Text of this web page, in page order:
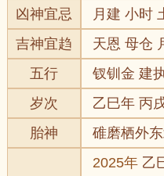
凶神宜忌
月建 小时
吉神宜趋
天恩 母仓
五行
钗钏金 建
岁次
乙巳年 丙
胎神
碓磨栖外
2025年 乙